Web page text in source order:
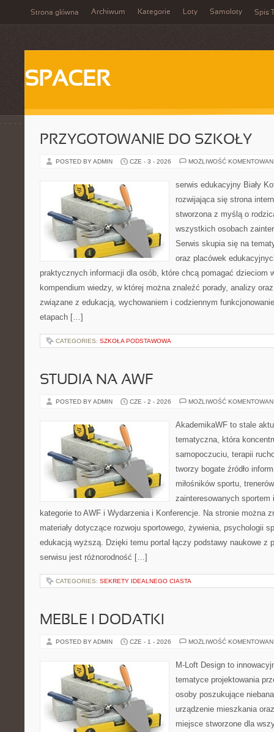
Strona główna Archiwum Kategorie Loty Samoloty Spis
SPACER
PRZYGOTOWANIE DO SZKOŁY
POSTED BY ADMIN CZE - 3 - 2026 MOŻLIWOŚĆ
serwis edukacyjny Biały
rozwijająca się strona
stworzona z myślą o
wszystkich osobach
Serwis skupia się na
oraz placówek
praktycznych informacji dla osób, które chcą pomagać dzieciom
kompendium wiedzy, w której można znaleźć porady, analizy
związane z edukacją, wychowaniem i codziennym
etapach […]
CATEGORIES: SZKOŁA PODSTAWOWA
STUDIA NA AWF
POSTED BY ADMIN CZE - 2 - 2026 MOŻLIWOŚĆ
AkademikaWF to stale
tematyczna, która
samopoczuciu, terapii
tworzy bogate źródło
miłośników sportu,
zainteresowanych sportem
kategorie to AWF i Wydarzenia i Konferencje. Na stronie można
materiały dotyczące rozwoju sportowego, żywienia, psychologii
edukacją wyższą. Dzięki temu portal łączy podstawy naukowe z
serwisu jest różnorodność […]
CATEGORIES: SEKRETY IDEALNEGO CIASTA
MEBLE I DODATKI
POSTED BY ADMIN CZE - 1 - 2026 MOŻLIWOŚĆ
M-Loft Design to
tematyce projektowania
osoby poszukujące
urządzenie mieszkania
miejsce stworzone dla